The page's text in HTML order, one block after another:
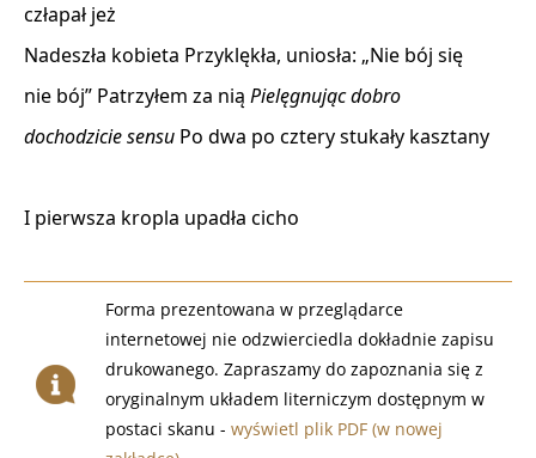
człapał jeż
Nadeszła kobieta Przyklękła, uniosła: „Nie bój się
nie bój” Patrzyłem za nią Pielęgnując dobro
dochodzicie sensu Po dwa po cztery stukały kasztany
I pierwsza kropla upadła cicho
Forma prezentowana w przeglądarce
internetowej nie odzwierciedla dokładnie zapisu
drukowanego. Zapraszamy do zapoznania się z
oryginalnym układem literniczym dostępnym w
postaci skanu - wyświetl plik PDF (w nowej